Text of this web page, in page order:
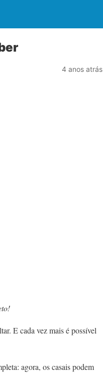
4 anos atrás
E cada vez mais é possível
agora, os casais podem